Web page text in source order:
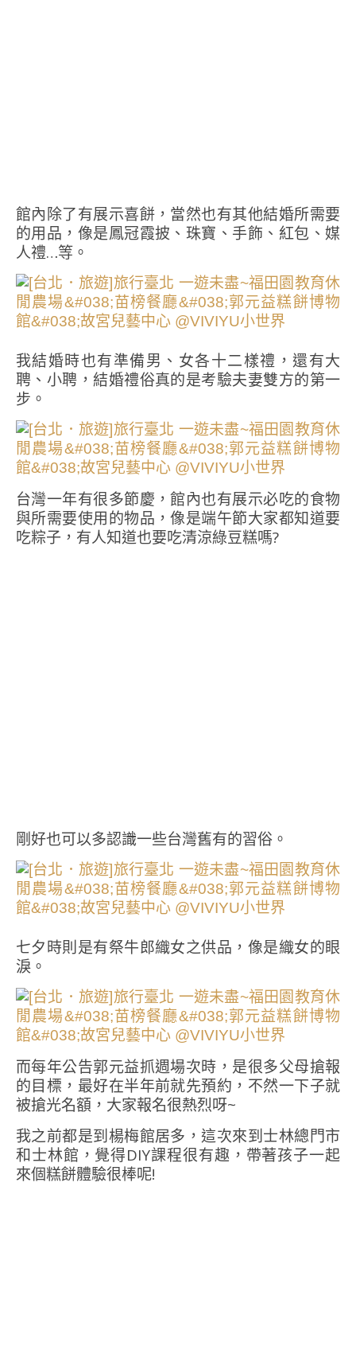
館內除了有展示喜餅，當然也有其他結婚所需要
的用品，像是鳳冠霞披、珠寶、手飾、紅包、媒
人禮…等。
我結婚時也有準備男、女各十二樣禮，還有大
聘、小聘，結婚禮俗真的是考驗夫妻雙方的第一
步。
台灣一年有很多節慶，館內也有展示必吃的食物
與所需要使用的物品，像是端午節大家都知道要
吃粽子，有人知道也要吃清涼綠豆糕嗎?
剛好也可以多認識一些台灣舊有的習俗。
七夕時則是有祭牛郎織女之供品，像是織女的眼
淚。
而每年公告郭元益抓週場次時，是很多父母搶報
的目標，最好在半年前就先預約，不然一下子就
被搶光名額，大家報名很熱烈呀~
我之前都是到楊梅館居多，這次來到士林總門市
和士林館，覺得DIY課程很有趣，帶著孩子一起
來個糕餅體驗很棒呢!